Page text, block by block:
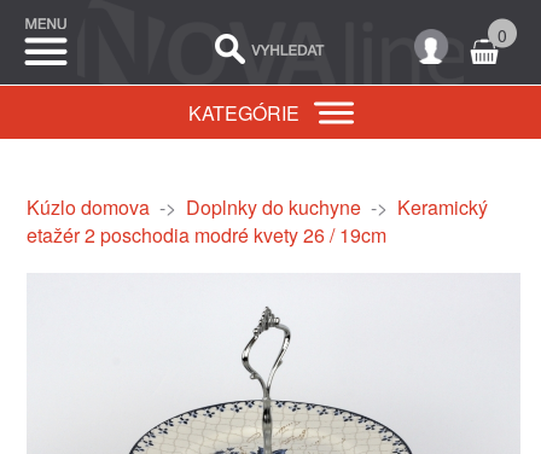
0
KATEGÓRIE
Kúzlo domova-> Doplnky do kuchyne-> Keramický
etažér 2 poschodia modré kvety 26 / 19cm